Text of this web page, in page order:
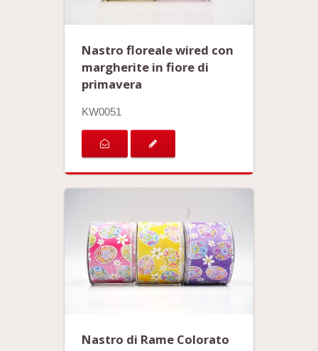
Nastro floreale wired con
margherite in fiore di
primavera
KW0051
Nastro di Rame Colorato